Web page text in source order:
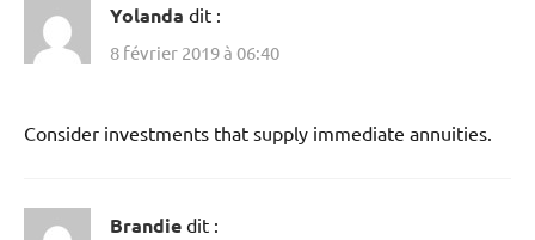
Yolanda dit :
8 février 2019 à 06:40
Consider investments that supply immediate annuities.
Brandie dit :